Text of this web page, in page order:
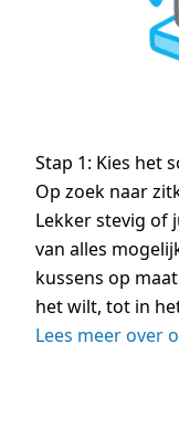
Stap 1: Kies het
Op zoek naar
Lekker stevig of
van alles
kussens op
het wilt, tot in
Lees meer over